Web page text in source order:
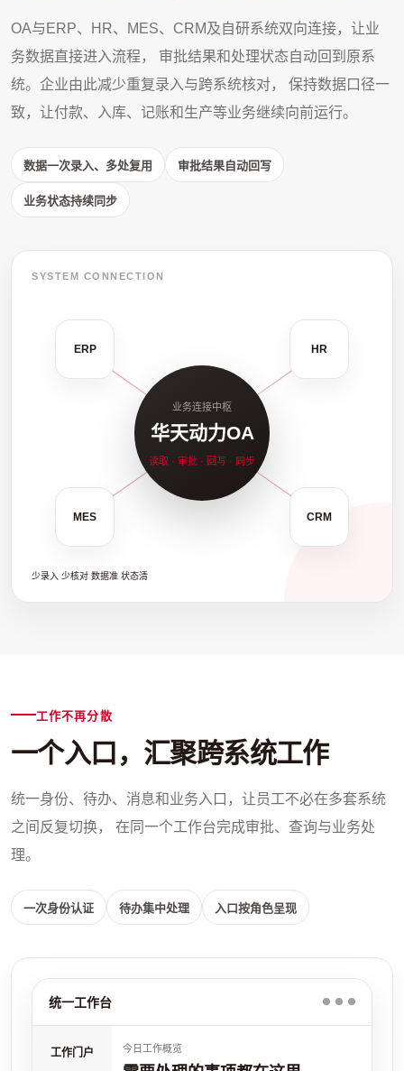
OA与ERP、HR、MES、CRM及自研系统双向连接，让业
务数据直接进入流程， 审批结果和处理状态自动回到原系
统。企业由此减少重复录入与跨系统核对， 保持数据口径一
致，让付款、入库、记账和生产等业务继续向前运行。
数据一次录入、多处复用 审批结果自动回写
业务状态持续同步
SYSTEM CONNECTION
ERP HR
MES CRM
业务连接中枢
华天动力OA
读取 · 审批 · 回写 · 同步
少录入 少核对 数据准 状态清
工作不再分散
一个入口，汇聚跨系统工作
统一身份、待办、消息和业务入口，让员工不必在多套系统
之间反复切换， 在同一个工作台完成审批、查询与业务处
理。
一次身份认证 待办集中处理 入口按角色呈现
统一工作台
工作门户 今日工作概览